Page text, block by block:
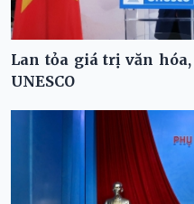
Lan tỏa giá trị văn
UNESCO